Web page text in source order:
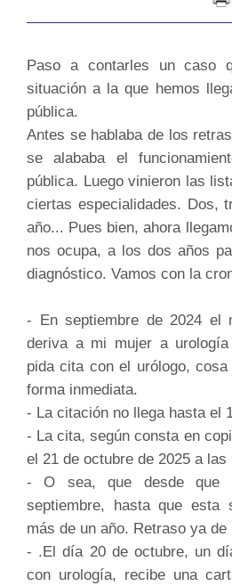
Paso a contarles un caso
situación a la que hemos
pública.
Antes se hablaba de los
se alababa el
pública. Luego vinieron las
ciertas especialidades. Dos,
año... Pues bien, ahora
nos ocupa, a los dos años
diagnóstico. Vamos con la
- En septiembre de 2024 el
deriva a mi mujer a
pida cita con el urólogo,
forma inmediata.
- La citación no llega hasta el
- La cita, según consta en
el 21 de octubre de 2025 a las
- O sea, que desde que
septiembre, hasta que esta
más de un año. Retraso ya
- .El día 20 de octubre, un
con urología, recibe una